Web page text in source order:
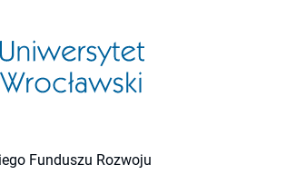
Funduszu Rozwoju